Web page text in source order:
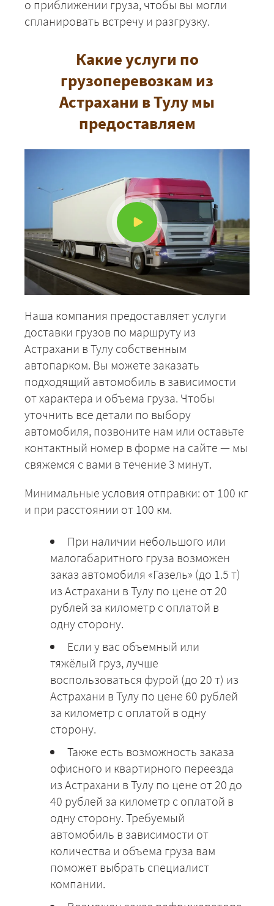
о приближении груза, чтобы вы могли
спланировать встречу и разгрузку.
Какие услуги по
грузоперевозкам из
Астрахани в Тулу мы
предоставляем
Наша компания предоставляет услуги
доставки грузов по маршруту из
Астрахани в Тулу собственным
автопарком. Вы можете заказать
подходящий автомобиль в зависимости
от характера и объема груза. Чтобы
уточнить все детали по выбору
автомобиля, позвоните нам или оставьте
контактный номер в форме на сайте — мы
свяжемся с вами в течение 3 минут.
Минимальные условия отправки: от 100 кг
и при расстоянии от 100 км.
При наличии небольшого или
малогабаритного груза возможен
заказ автомобиля «Газель» (до 1.5 т)
из Астрахани в Тулу по цене от 20
рублей за километр с оплатой в
одну сторону.
Если у вас объемный или
тяжёлый груз, лучше
воспользоваться фурой (до 20 т) из
Астрахани в Тулу по цене 60 рублей
за километр с оплатой в одну
сторону.
Также есть возможность заказа
офисного и квартирного переезда
из Астрахани в Тулу по цене от 20 до
40 рублей за километр с оплатой в
одну сторону. Требуемый
автомобиль в зависимости от
количества и объема груза вам
поможет выбрать специалист
компании.
+7 (499) 520-05-23
ЗАКАЗАТЬ